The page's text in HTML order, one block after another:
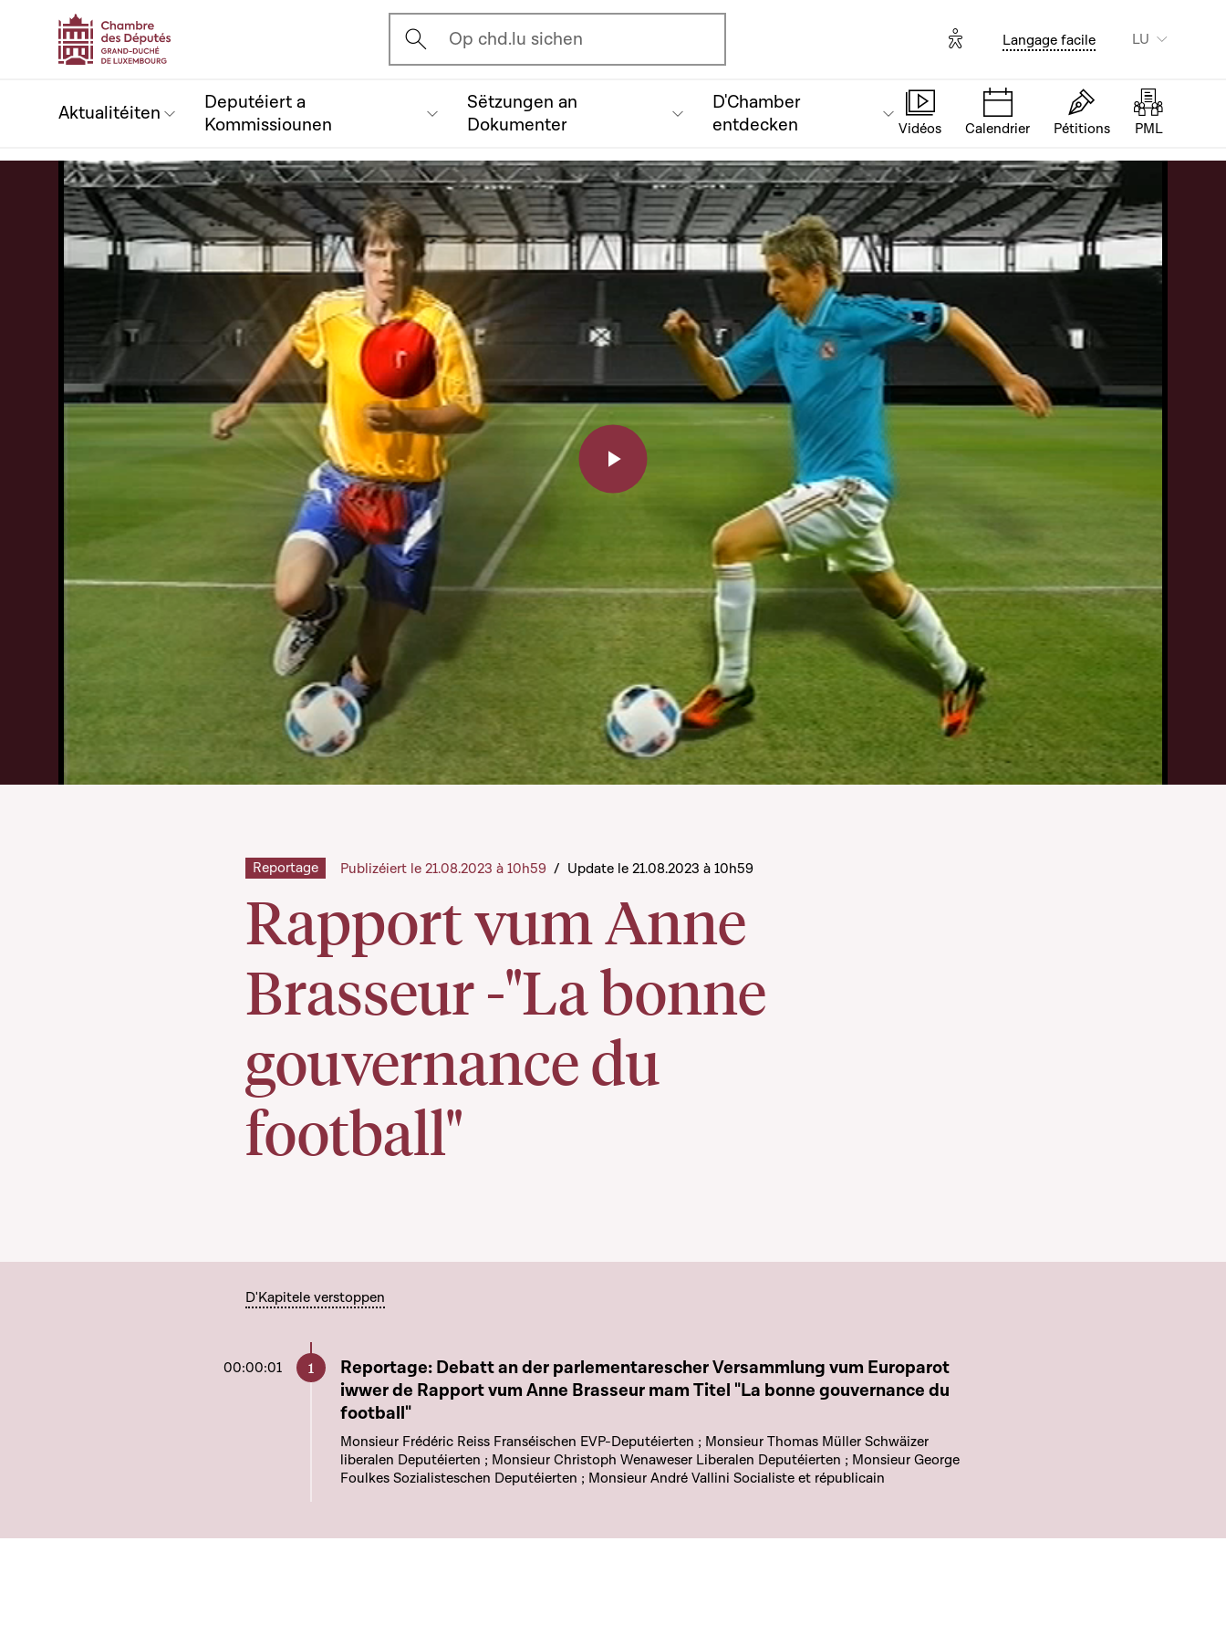
Ouvrir l'écran de recherche
Op chd.lu sichen Options d'accessibilité
Langage facile LU
Aktualitéiten
Deputéiert a
Kommissiounen
Sëtzungen an
Dokumenter
D'Chamber
entdecken
Vidéos Calendrier Pétitions PML
Play
Rapport vum Anne
Brasseur -"La bonne
gouvernance du
football"
Reportage Publizéiert le 21.08.2023 à 10h59 / Update le 21.08.2023 à 10h59
D'Kapitele verstoppen
00:00:01 Aller à ce chapitre
Reportage: Debatt an der parlementarescher Versammlung vum Europarot
iwwer de Rapport vum Anne Brasseur mam Titel "La bonne gouvernance du
football"
Monsieur Frédéric Reiss Franséischen EVP-Deputéierten ; Monsieur Thomas Müller Schwäizer
liberalen Deputéierten ; Monsieur Christoph Wenaweser Liberalen Deputéierten ; Monsieur George
Foulkes Sozialisteschen Deputéierten ; Monsieur André Vallini Socialiste et républicain